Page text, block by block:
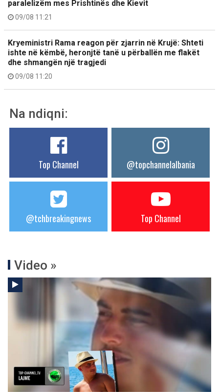
paralelizëm mes Prishtinës dhe Kievit
09/08 11:21
Kryeministri Rama reagon për zjarrin në Krujë: Shteti
ishte në këmbë, heronjtë tanë u përballën me flakët
dhe shmangën një tragjedi
09/08 11:20
Na ndiqni:
Top Channel @topchannelalbania
@tchbreakingnews Top Channel
Video »